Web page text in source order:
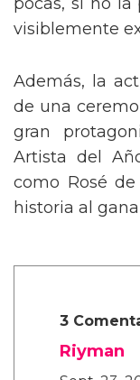
pocas, si no la
visiblemente
Además, la
de una
gran
Artista del
como Rosé de
historia al
Riyman